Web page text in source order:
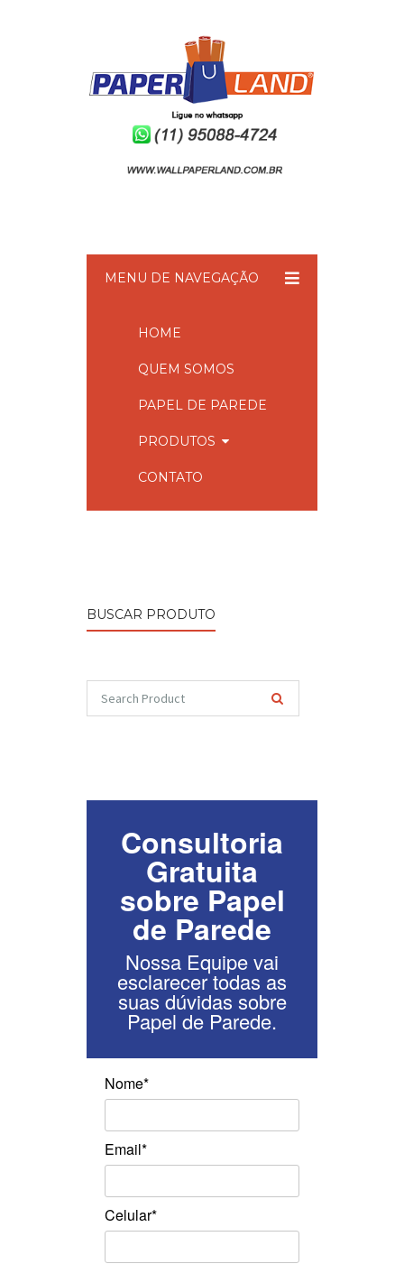
MENU DE NAVEGAÇÃO
HOME
QUEM SOMOS
PAPEL DE PAREDE
PRODUTOS
CONTATO
BUSCAR PRODUTO
Consultoria
Gratuita
sobre Papel
de Parede
Nossa Equipe vai
esclarecer todas as
suas dúvidas sobre
Papel de Parede.
Nome*
Email*
Celular*